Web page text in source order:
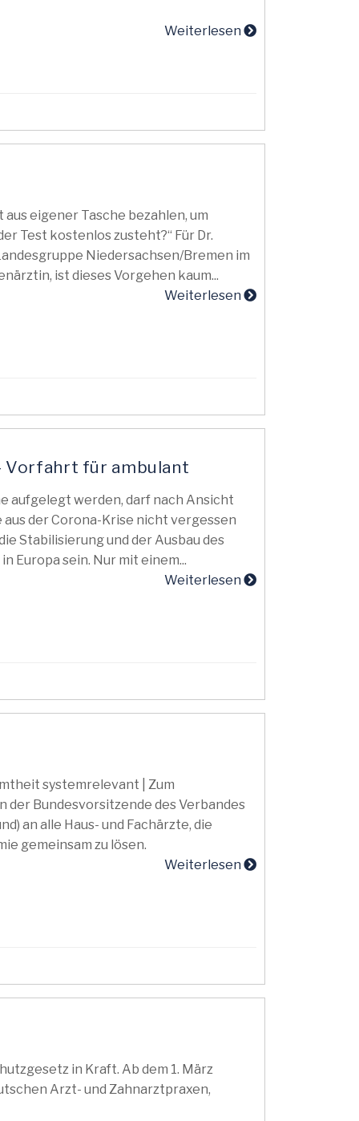
Weiterlesen
aus eigener Tasche bezahlen, um
Test kostenlos zusteht?“ Für Dr.
Niedersachsen/Bremen im
ist dieses Vorgehen kaum...
Weiterlesen
Vorfahrt für ambulant
aufgelegt werden, darf nach Ansicht
der Corona-Krise nicht vergessen
Stabilisierung und der Ausbau des
Europa sein. Nur mit einem...
Weiterlesen
systemrelevant | Zum
Bundesvorsitzende des Verbandes
an alle Haus- und Fachärzte, die
gemeinsam zu lösen.
Weiterlesen
in Kraft. Ab dem 1. März
Arzt- und Zahnarztpraxen,